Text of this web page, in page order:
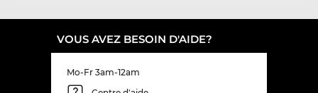
VOUS AVEZ BESOIN D'AIDE?
Mo-Fr 3am-12am